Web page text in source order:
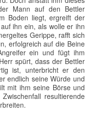
Mann auf den Bettler
Boden liegt, ergreift der
ihn ein, als wolle er ihn
Gerippe, rafft sich
erfolgreich auf die Beine
ein und fügt ihm
spürt, dass der Bettler
ist, unterbricht er den
endlich seine Würde und
mit ihm seine Börse und
resultierende